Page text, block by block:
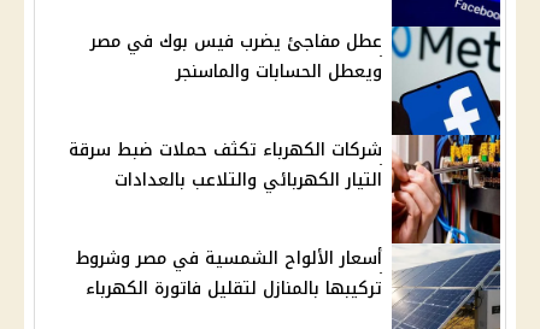
عطل مفاجئ يضرب فيس بوك في مصر
ويعطل الحسابات والماسنجر
شركات الكهرباء تكثف حملات ضبط سرقة
التيار الكهربائي والتلاعب بالعدادات
أسعار الألواح الشمسية في مصر وشروط
تركيبها بالمنازل لتقليل فاتورة الكهرباء